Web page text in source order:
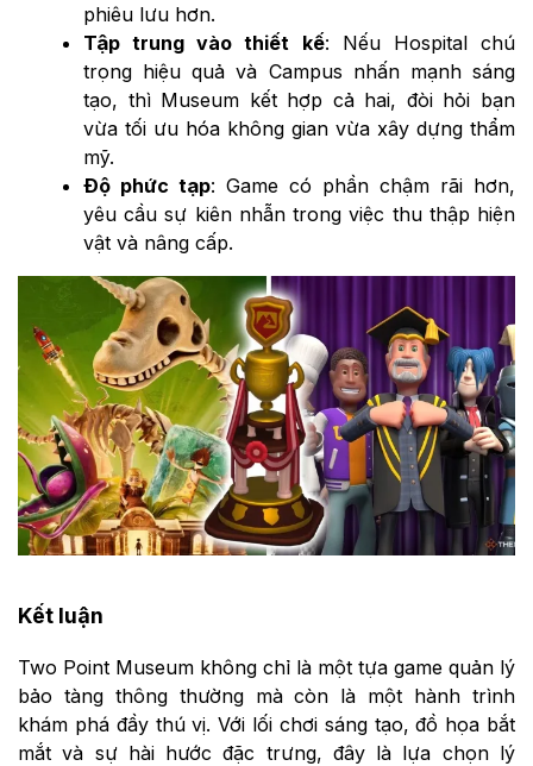
phiêu lưu hơn.
Tập trung vào thiết kế: Nếu Hospital chú
trọng hiệu quả và Campus nhấn mạnh sáng
tạo, thì Museum kết hợp cả hai, đòi hỏi bạn
vừa tối ưu hóa không gian vừa xây dựng thẩm
mỹ.
Độ phức tạp: Game có phần chậm rãi hơn,
yêu cầu sự kiên nhẫn trong việc thu thập hiện
vật và nâng cấp.
Kết luận
Two Point Museum không chỉ là một tựa game quản lý
bảo tàng thông thường mà còn là một hành trình
khám phá đầy thú vị. Với lối chơi sáng tạo, đồ họa bắt
mắt và sự hài hước đặc trưng, đây là lựa chọn lý